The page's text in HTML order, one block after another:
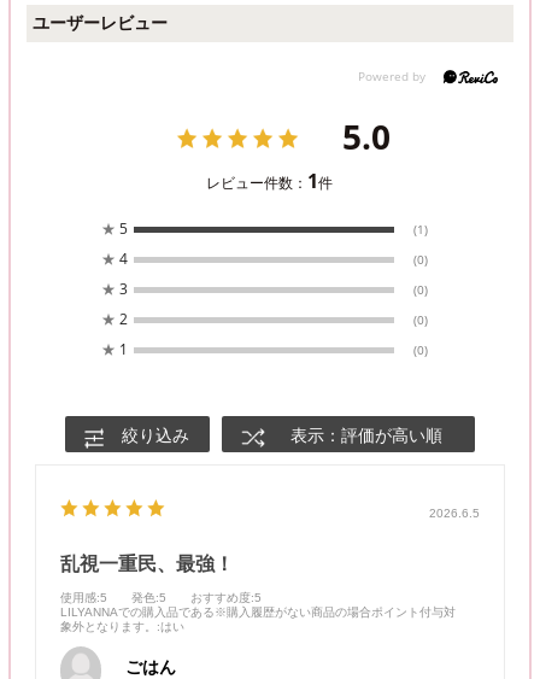
ユーザーレビュー
5.0
レビュー件数： 1件
★ 5 (1)
★ 4 (0)
★ 3 (0)
★ 2 (0)
★ 1 (0)
絞り込み 表示：評価が高い順
2026.6.5
乱視一重民、最強！
使用感:5 発色:5 おすすめ度:5
LILYANNAでの購入品である※購入履歴がない商品の場合ポイント付与対
象外となります。
:はい
ごはん